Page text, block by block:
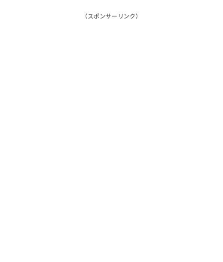
（スポンサーリンク）